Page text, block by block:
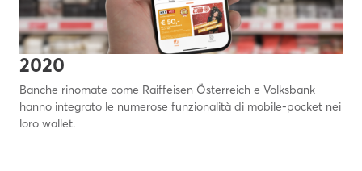
2020
Banche rinomate come Raiffeisen Österreich e Volksbank
hanno integrato le numerose funzionalità di mobile-pocket nei
loro wallet.